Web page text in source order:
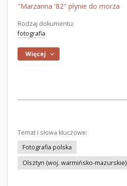
"Marzanna '82" płynie do morza
Rodzaj dokumentu:
fotografia
Więcej
Temat i słowa kluczowe:
Fotografia polska
Olsztyn (woj. warmińsko-mazurskie)